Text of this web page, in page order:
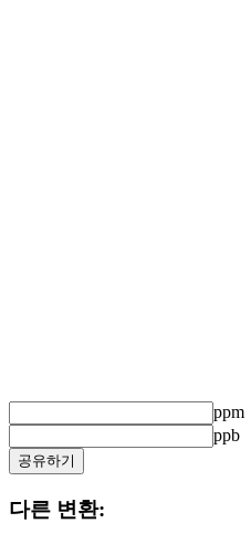
ppm
ppb
공유하기
다른 변환: